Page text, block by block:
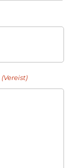
(Vereist)